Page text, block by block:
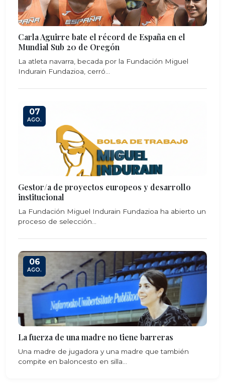
Carla Aguirre bate el récord de España en el
Mundial Sub 20 de Oregón
La atleta navarra, becada por la Fundación Miguel
Indurain Fundazioa, cerró...
07
AGO.
Gestor/a de proyectos europeos y desarrollo
institucional
La Fundación Miguel Indurain Fundazioa ha abierto un
proceso de selección...
06
AGO.
La fuerza de una madre no tiene barreras
Una madre de jugadora y una madre que también
compite en baloncesto en silla...